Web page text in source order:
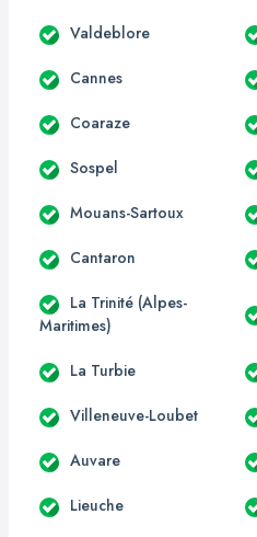
Valdeblore
Cannes
Coaraze
Sospel
Mouans-Sartoux
Cantaron
La Trinité (Alpes-
Maritimes)
La Turbie
Villeneuve-Loubet
Auvare
Lieuche